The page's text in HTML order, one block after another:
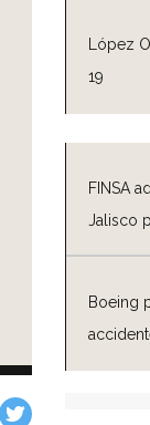
López
19
FINSA
Jalisco
Boeing